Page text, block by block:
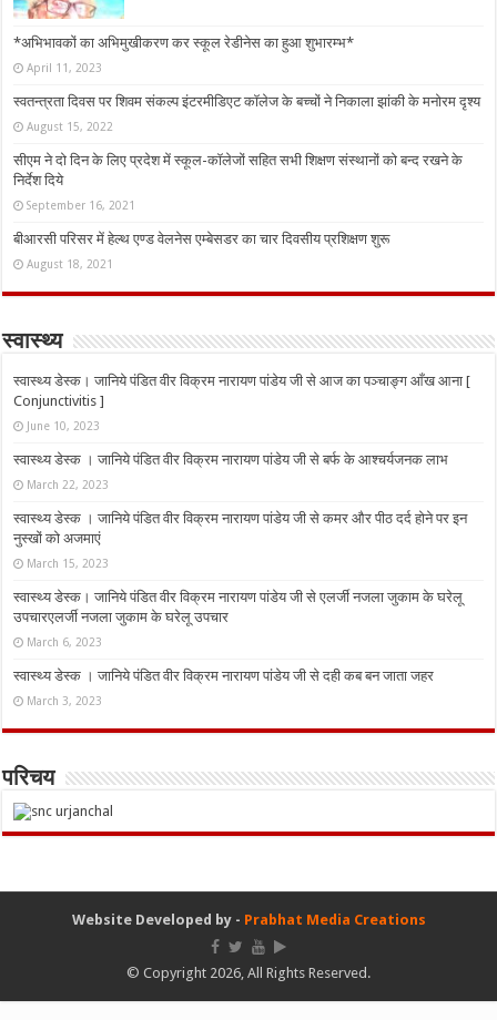
*अभिभावकों का अभिमुखीकरण कर स्कूल रेडीनेस का हुआ शुभारम्भ*
April 11, 2023
स्वतन्त्रता दिवस पर शिवम संकल्प इंटरमीडिएट कॉलेज के बच्चों ने निकाला झांकी के मनोरम दृश्य
August 15, 2022
सीएम ने दो दिन के लिए प्रदेश में स्कूल-कॉलेजों सहित सभी शिक्षण संस्थानों को बन्द रखने के
निर्देश दिये
September 16, 2021
बीआरसी परिसर में हेल्थ एण्ड वेलनेस एम्बेसडर का चार दिवसीय प्रशिक्षण शुरू
August 18, 2021
स्वास्थ्य
स्वास्थ्य डेस्क। जानिये पंडित वीर विक्रम नारायण पांडेय जी से आज का पञ्चाङ्ग आँख आना [
Conjunctivitis ]
June 10, 2023
स्वास्थ्य डेस्क । जानिये पंडित वीर विक्रम नारायण पांडेय जी से बर्फ के आश्चर्यजनक लाभ
March 22, 2023
स्वास्थ्य डेस्क । जानिये पंडित वीर विक्रम नारायण पांडेय जी से कमर और पीठ दर्द होने पर इन
नुस्‍खों को अजमाएं
March 15, 2023
स्वास्थ्य डेस्क। जानिये पंडित वीर विक्रम नारायण पांडेय जी से एलर्जी नजला जुकाम के घरेलू
उपचारएलर्जी नजला जुकाम के घरेलू उपचार
March 6, 2023
स्वास्थ्य डेस्क । जानिये पंडित वीर विक्रम नारायण पांडेय जी से दही कब बन जाता जहर
March 3, 2023
परिचय
Website Developed by - Prabhat Media Creations
© Copyright 2026, All Rights Reserved.